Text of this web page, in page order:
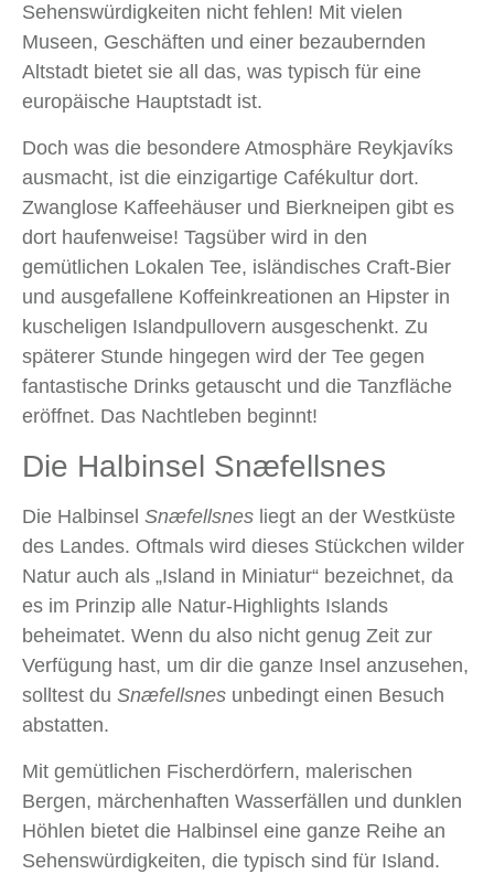
Sehenswürdigkeiten nicht fehlen! Mit vielen
Museen, Geschäften und einer bezaubernden
Altstadt bietet sie all das, was typisch für eine
europäische Hauptstadt ist.
Doch was die besondere Atmosphäre Reykjavíks
ausmacht, ist die einzigartige Cafékultur dort.
Zwanglose Kaffeehäuser und Bierkneipen gibt es
dort haufenweise! Tagsüber wird in den
gemütlichen Lokalen Tee, isländisches Craft-Bier
und ausgefallene Koffeinkreationen an Hipster in
kuscheligen Islandpullovern ausgeschenkt. Zu
späterer Stunde hingegen wird der Tee gegen
fantastische Drinks getauscht und die Tanzfläche
eröffnet. Das Nachtleben beginnt!
Die Halbinsel Snæfellsnes
Die Halbinsel Snæfellsnes liegt an der Westküste
des Landes. Oftmals wird dieses Stückchen wilder
Natur auch als „Island in Miniatur“ bezeichnet, da
es im Prinzip alle Natur-Highlights Islands
beheimatet. Wenn du also nicht genug Zeit zur
Verfügung hast, um dir die ganze Insel anzusehen,
solltest du Snæfellsnes unbedingt einen Besuch
abstatten.
Mit gemütlichen Fischerdörfern, malerischen
Bergen, märchenhaften Wasserfällen und dunklen
Höhlen bietet die Halbinsel eine ganze Reihe an
Sehenswürdigkeiten, die typisch sind für Island.